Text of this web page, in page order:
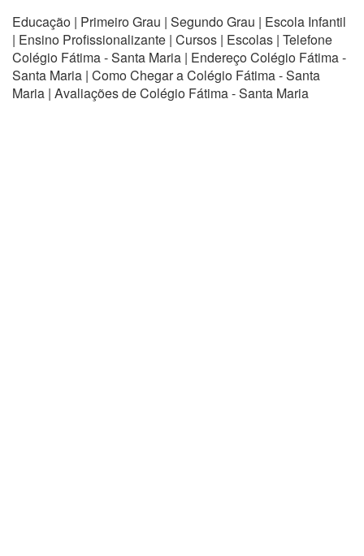
Educação | Primeiro Grau | Segundo Grau | Escola Infantil
| Ensino Profissionalizante | Cursos | Escolas | Telefone
Colégio Fátima - Santa Maria | Endereço Colégio Fátima -
Santa Maria | Como Chegar a Colégio Fátima - Santa
Maria | Avaliações de Colégio Fátima - Santa Maria